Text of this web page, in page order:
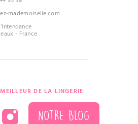
mademoiselle.com
- France
DE LA LINGERIE
NOTRE BLOG